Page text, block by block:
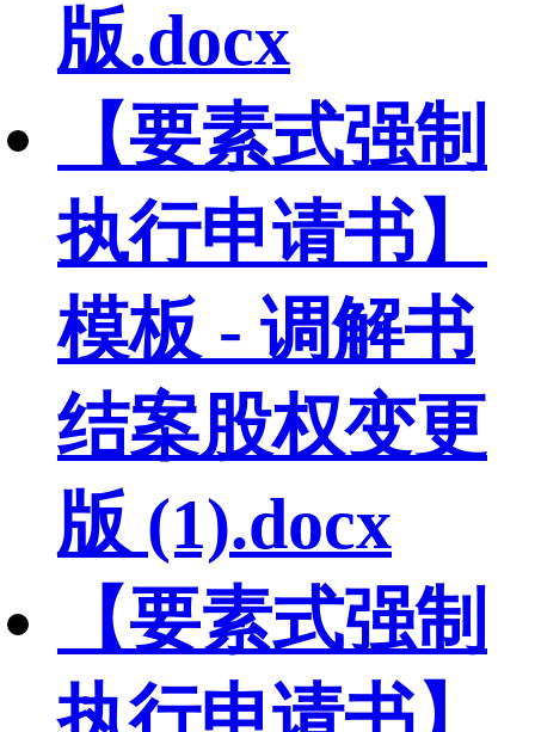
版.docx
【要素式强制
执行申请书】
模板 - 调解书
结案股权变更
版 (1).docx
【要素式强制